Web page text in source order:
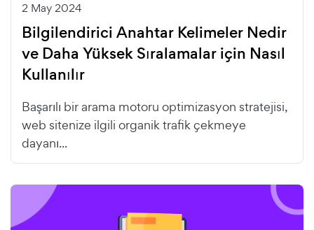
2 May 2024
Bilgilendirici Anahtar Kelimeler Nedir
ve Daha Yüksek Sıralamalar için Nasıl
Kullanılır
Başarılı bir arama motoru optimizasyon stratejisi,
web sitenize ilgili organik trafik çekmeye
dayanı...